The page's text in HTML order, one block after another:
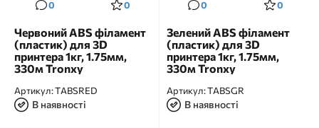
0 0
Червоний ABS філамент
(пластик) для 3D
принтера 1кг, 1.75мм,
330м Tronxy
Артикул:TABSRED
В наявності
0 0
Зелений ABS філамент
(пластик) для 3D
принтера 1кг, 1.75мм,
330м Tronxy
Артикул:TABSGR
В наявності